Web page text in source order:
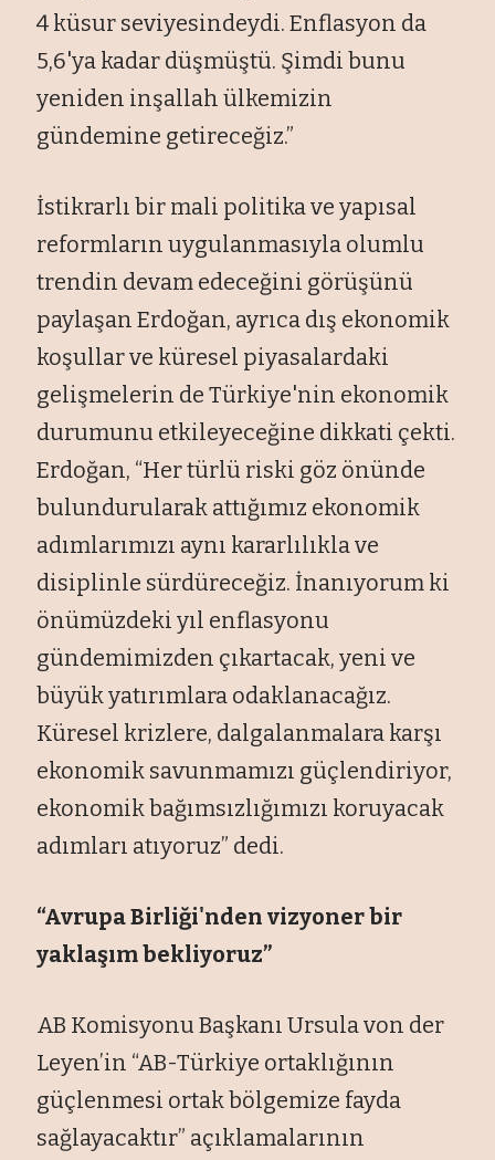
4 küsur seviyesindeydi. Enflasyon da
5,6'ya kadar düşmüştü. Şimdi bunu
yeniden inşallah ülkemizin
gündemine getireceğiz.”
İstikrarlı bir mali politika ve yapısal
reformların uygulanmasıyla olumlu
trendin devam edeceğini görüşünü
paylaşan Erdoğan, ayrıca dış ekonomik
koşullar ve küresel piyasalardaki
gelişmelerin de Türkiye'nin ekonomik
durumunu etkileyeceğine dikkati çekti.
Erdoğan, “Her türlü riski göz önünde
bulundurularak attığımız ekonomik
adımlarımızı aynı kararlılıkla ve
disiplinle sürdüreceğiz. İnanıyorum ki
önümüzdeki yıl enflasyonu
gündemimizden çıkartacak, yeni ve
büyük yatırımlara odaklanacağız.
Küresel krizlere, dalgalanmalara karşı
ekonomik savunmamızı güçlendiriyor,
ekonomik bağımsızlığımızı koruyacak
adımları atıyoruz” dedi.
“Avrupa Birliği'nden vizyoner bir
yaklaşım bekliyoruz”
AB Komisyonu Başkanı Ursula von der
Leyen’in “AB-Türkiye ortaklığının
güçlenmesi ortak bölgemize fayda
sağlayacaktır” açıklamalarının